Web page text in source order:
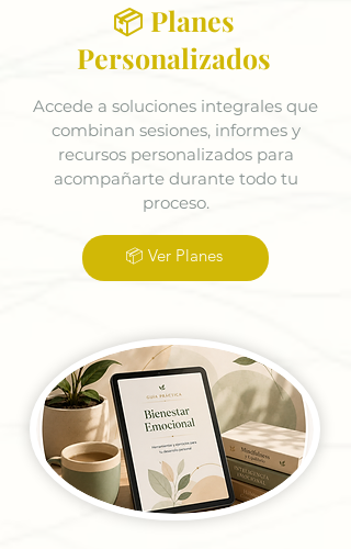
📦 Planes
Personalizados
Accede a soluciones integrales que
combinan sesiones, informes y
recursos personalizados para
acompañarte durante todo tu
proceso.
📦 Ver Planes